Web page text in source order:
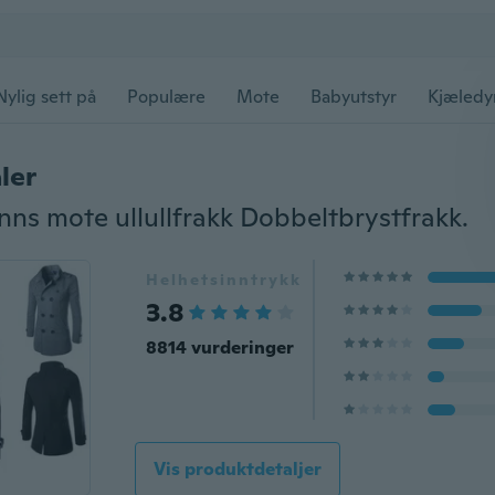
sett på Populære Mote Babyutstyr
mote ullullfrakk Dobbeltbrystfrakk.
Helhetsinntrykk
3.8
8814 vurderinger
Vis produktdetaljer